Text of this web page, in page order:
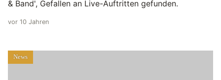
& Band', Gefallen an Live-Auftritten gefunden.
vor 10 Jahren
News